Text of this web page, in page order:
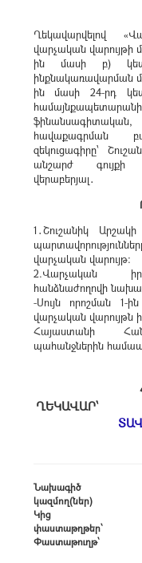
Ղեկավարվելով
վարչական վարույթի
ին մասի բ)
ինքնակառավարման
ին մասի 24-րդ
հավաքագրման
զեկուցագիրը՝
անշարժ գույքի
վերաբերյալ․
1․Շուշանիկ
վարչական վարույթ։
2.Վարչական
հանձնաժողովի
-Սույն որոշման 1-
վարչական վարույթն
Հայաստանի
պահանջներին
Նախագիծ
կազմող(ներ)
Կից
փաստաթղթեր՝
Փաստաթուղթ՝